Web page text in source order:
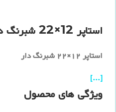
استاپر 12×22 شبرنگ دار
استاپر 12×22 شبرنگ دار
[...]
ویژگی های محصول